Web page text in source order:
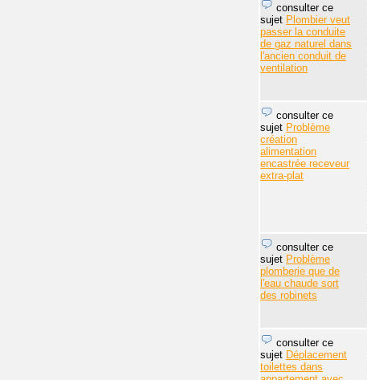
consulter ce
sujet Plombier veut
passer la conduite
de gaz naturel dans
l'ancien conduit de
ventilation
consulter ce
sujet Problème
création
alimentation
encastrée receveur
extra-plat
consulter ce
sujet Problème
plomberie que de
l'eau chaude sort
des robinets
consulter ce
sujet Déplacement
toilettes dans